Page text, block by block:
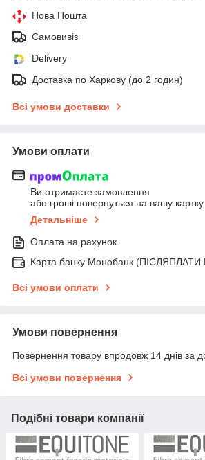
Нова Пошта
Самовивіз
Delivery
Доставка по Харкову (до 2 годин)
Всі умови доставки
Умови оплати
Ви отримаєте замовлення
або гроші повернуться на вашу картку
Детальніше
Оплата на рахунок
Карта банку Монобанк
Всі умови оплати
Умови повернення
Повернення товару впродовж 14 днів за
Всі умови повернення
Подібні товари компанії